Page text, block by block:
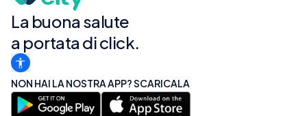
La buona salute
a portata di click.
NON HAI LA NOSTRA APP? SCARICALA